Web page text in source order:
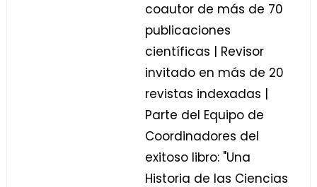
coautor de más de 70
publicaciones
científicas | Revisor
invitado en más de 20
revistas indexadas |
Parte del Equipo de
Coordinadores del
exitoso libro: "Una
Historia de las Ciencias